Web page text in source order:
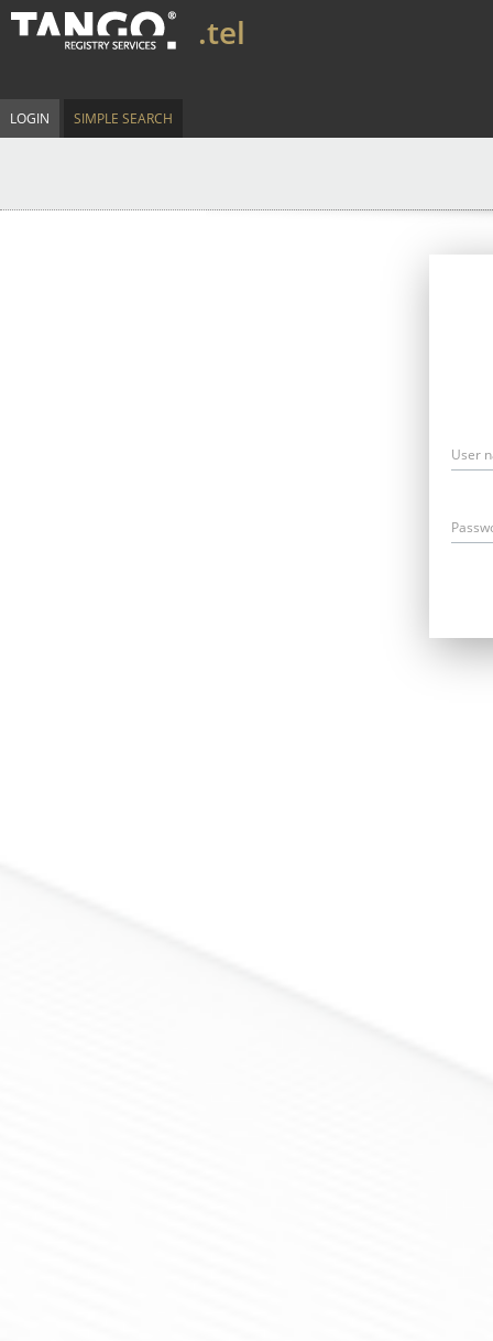
.tel
LOGIN SIMPLE SEARCH
User